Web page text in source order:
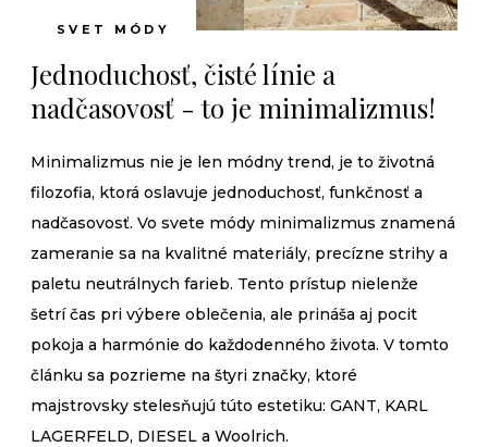
SVET MÓDY
Jednoduchosť, čisté línie a
nadčasovosť - to je minimalizmus!
Minimalizmus nie je len módny trend, je to životná
filozofia, ktorá oslavuje jednoduchosť, funkčnosť a
nadčasovosť. Vo svete módy minimalizmus znamená
zameranie sa na kvalitné materiály, precízne strihy a
paletu neutrálnych farieb. Tento prístup nielenže
šetrí čas pri výbere oblečenia, ale prináša aj pocit
pokoja a harmónie do každodenného života. V tomto
článku sa pozrieme na štyri značky, ktoré
majstrovsky stelesňujú túto estetiku: GANT, KARL
LAGERFELD, DIESEL a Woolrich.